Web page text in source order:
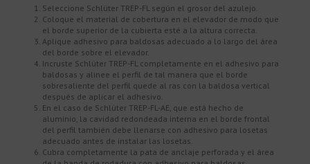
Seleccione Schlüter TREP-FL según el grosor del azulejo.
Coloque el material de cobertura en el elevador de modo que
el borde superior de la cubierta esté a la altura correcta.
Aplique adhesivo para baldosas adecuado a lo largo del área
del borde sobre el elevador.
Incruste Schlüter TREP-FL completamente en el adhesivo para
baldosas y alinee el perfil de tal manera que el borde
sobresaliente del perfil quede al ras con la baldosa vertical
después de aplicar el adhesivo.
En el caso de Schlüter TREP-FL-AE, que está hecho de
aluminio, la cavidad redondeada interna en el borde frontal
del perfil también debe llenarse con adhesivo para losetas
adecuado antes de instalar las losetas.
Cubra completamente la pata de anclaje perforada y el área